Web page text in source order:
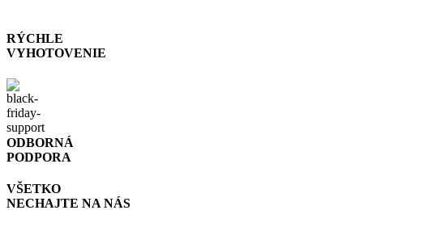
RÝCHLE
VYHOTOVENIE
ODBORNÁ
PODPORA
VŠETKO
NECHAJTE NA NÁS